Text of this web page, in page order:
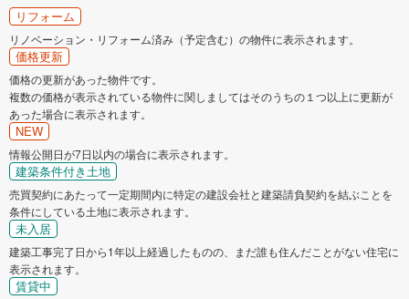
リフォーム
リノベーション・リフォーム済み（予定含む）の物件に表示されます。
価格更新
価格の更新があった物件です。
複数の価格が表示されている物件に関しましてはそのうちの１つ以上に更新が
あった場合に表示されます。
NEW
情報公開日が7日以内の場合に表示されます。
建築条件付き土地
売買契約にあたって一定期間内に特定の建設会社と建築請負契約を結ぶことを
条件にしている土地に表示されます。
未入居
建築工事完了日から1年以上経過したものの、まだ誰も住んだことがない住宅に
表示されます。
賃貸中